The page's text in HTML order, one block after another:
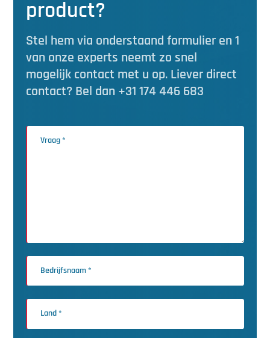
product?
Stel hem via onderstaand formulier en 1
van onze experts neemt zo snel
mogelijk contact met u op. Liever direct
contact? Bel dan +31 174 446 683